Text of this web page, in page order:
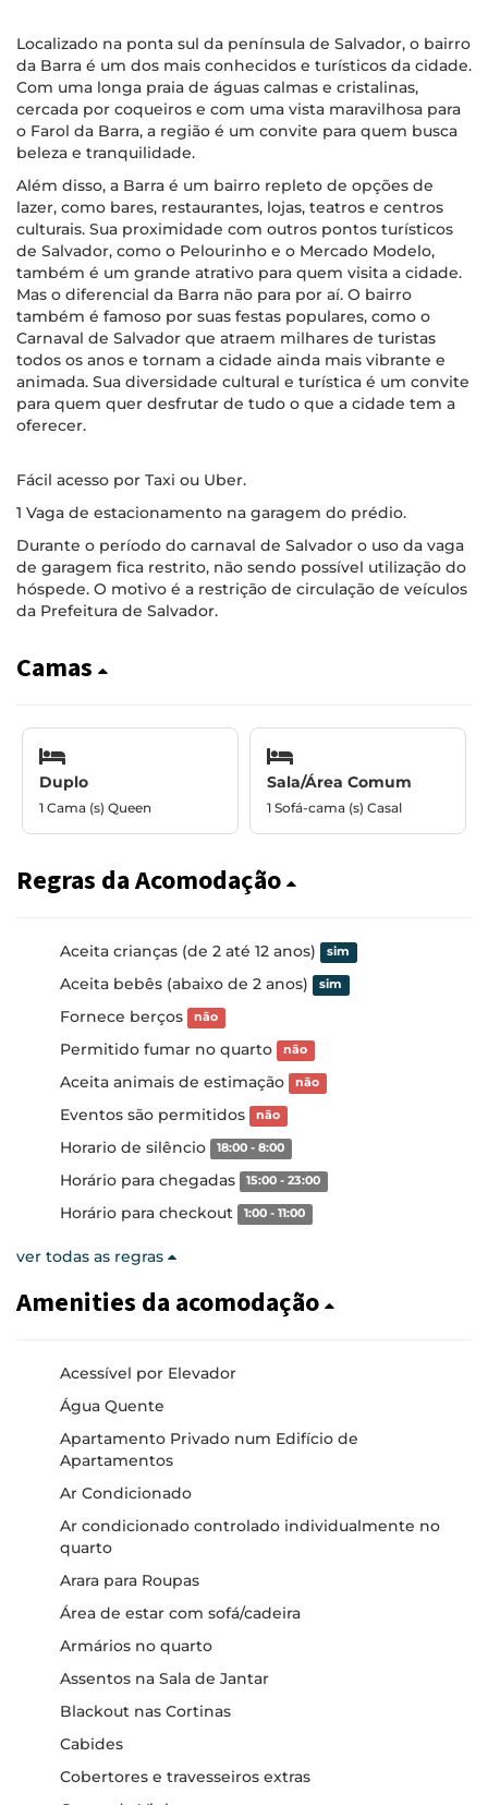
Localizado na ponta sul da península de Salvador, o bairro
da Barra é um dos mais conhecidos e turísticos da cidade.
Com uma longa praia de águas calmas e cristalinas,
cercada por coqueiros e com uma vista maravilhosa para
o Farol da Barra, a região é um convite para quem busca
beleza e tranquilidade.
Além disso, a Barra é um bairro repleto de opções de
lazer, como bares, restaurantes, lojas, teatros e centros
culturais. Sua proximidade com outros pontos turísticos
de Salvador, como o Pelourinho e o Mercado Modelo,
também é um grande atrativo para quem visita a cidade.
Mas o diferencial da Barra não para por aí. O bairro
também é famoso por suas festas populares, como o
Carnaval de Salvador que atraem milhares de turistas
todos os anos e tornam a cidade ainda mais vibrante e
animada. Sua diversidade cultural e turística é um convite
para quem quer desfrutar de tudo o que a cidade tem a
oferecer.
Fácil acesso por Taxi ou Uber.
1 Vaga de estacionamento na garagem do prédio.
Durante o período do carnaval de Salvador o uso da vaga
de garagem fica restrito, não sendo possível utilização do
hóspede. O motivo é a restrição de circulação de veículos
da Prefeitura de Salvador.
Camas
Duplo
1 Cama (s) Queen
Sala/Área Comum
1 Sofá-cama (s) Casal
Regras da Acomodação
Aceita crianças (de 2 até 12 anos) sim
Aceita bebês (abaixo de 2 anos) sim
Fornece berços não
Permitido fumar no quarto não
Aceita animais de estimação não
Eventos são permitidos não
Horario de silêncio 18:00 - 8:00
Horário para chegadas 15:00 - 23:00
Horário para checkout 1:00 - 11:00
ver todas as regras
Amenities da acomodação
Acessível por Elevador
Água Quente
Apartamento Privado num Edifício de
Apartamentos
Ar Condicionado
Ar condicionado controlado individualmente no
quarto
Arara para Roupas
Área de estar com sofá/cadeira
Armários no quarto
Assentos na Sala de Jantar
Blackout nas Cortinas
Cabides
Cobertores e travesseiros extras